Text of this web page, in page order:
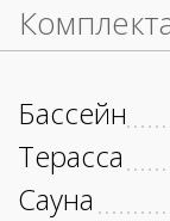
Бассейн
Терасса
Сауна